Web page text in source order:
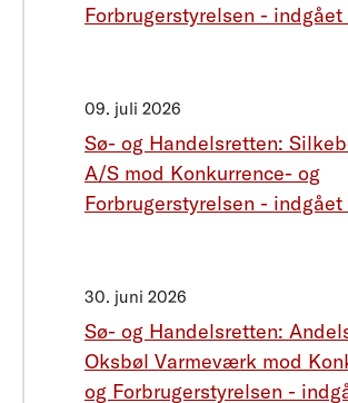
Forbrugerstyrelsen -
09. juli 2026
Sø- og Handelsretten:
A/S mod Konkurrence- og
Forbrugerstyrelsen -
30. juni 2026
Sø- og Handelsretten:
Oksbøl Varmeværk mod
og Forbrugerstyrelsen -